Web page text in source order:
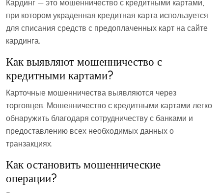
Кардинг — это мошенничество с кредитными картами,
при котором украденная кредитная карта используется
для списания средств с предоплаченных карт на сайте
кардинга.
Как выявляют мошенничество с
кредитными картами?
Карточные мошенничества выявляются через
торговцев. Мошенничество с кредитными картами легко
обнаружить благодаря сотрудничеству с банками и
предоставлению всех необходимых данных о
транзакциях.
Как остановить мошеннические
операции?